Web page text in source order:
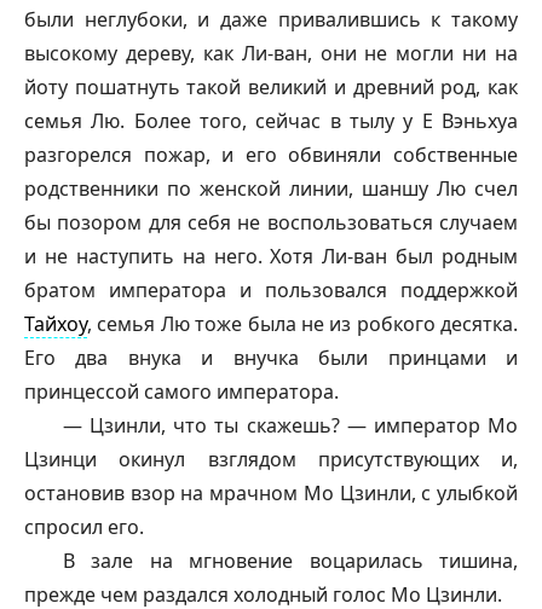
были неглубоки, и даже привалившись к такому
высокому дереву, как Ли-ван, они не могли ни на
йоту пошатнуть такой великий и древний род, как
семья Лю. Более того, сейчас в тылу у Е Вэньхуа
разгорелся пожар, и его обвиняли собственные
родственники по женской линии, шаншу Лю счел
бы позором для себя не воспользоваться случаем
и не наступить на него. Хотя Ли-ван был родным
братом императора и пользовался поддержкой
Тайхоу, семья Лю тоже была не из робкого десятка.
Его два внука и внучка были принцами и
принцессой самого императора.
— Цзинли, что ты скажешь? — император Мо
Цзинци окинул взглядом присутствующих и,
остановив взор на мрачном Мо Цзинли, с улыбкой
спросил его.
В зале на мгновение воцарилась тишина,
прежде чем раздался холодный голос Мо Цзинли.